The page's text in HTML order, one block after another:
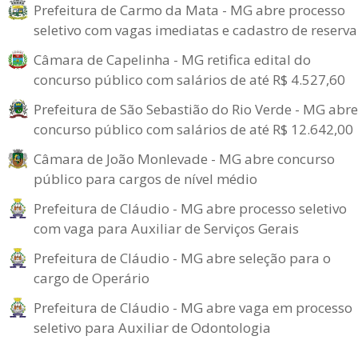
Prefeitura de Carmo da Mata - MG abre processo
seletivo com vagas imediatas e cadastro de reserva
Câmara de Capelinha - MG retifica edital do
concurso público com salários de até R$ 4.527,60
Prefeitura de São Sebastião do Rio Verde - MG abre
concurso público com salários de até R$ 12.642,00
Câmara de João Monlevade - MG abre concurso
público para cargos de nível médio
Prefeitura de Cláudio - MG abre processo seletivo
com vaga para Auxiliar de Serviços Gerais
Prefeitura de Cláudio - MG abre seleção para o
cargo de Operário
Prefeitura de Cláudio - MG abre vaga em processo
seletivo para Auxiliar de Odontologia